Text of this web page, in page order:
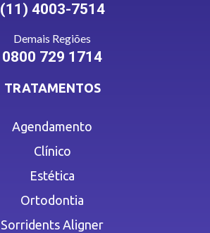
(11) 4003-7514
Demais Regiões
0800 729 1714
TRATAMENTOS
Agendamento
Clínico
Estética
Ortodontia
Sorridents Aligner